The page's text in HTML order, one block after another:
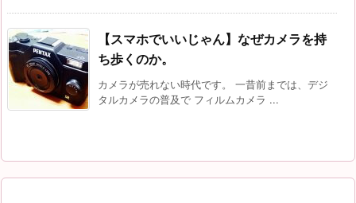
【スマホでいいじゃん】なぜカメラを持
ち歩くのか。
カメラが売れない時代です。 一昔前までは、デジ
タルカメラの普及で フィルムカメラ ...